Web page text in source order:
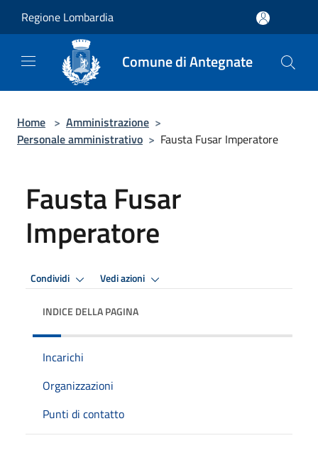
Regione Lombardia
Comune di Antegnate
Home > Amministrazione >
Personale amministrativo > Fausta Fusar Imperatore
Fausta Fusar
Imperatore
Condividi Vedi azioni
INDICE DELLA PAGINA
Incarichi
Organizzazioni
Punti di contatto